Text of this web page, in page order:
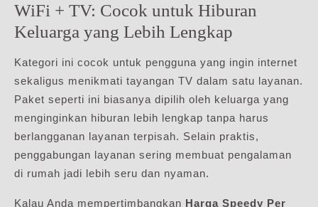
WiFi + TV: Cocok untuk Hiburan
Keluarga yang Lebih Lengkap
Kategori ini cocok untuk pengguna yang ingin internet
sekaligus menikmati tayangan TV dalam satu layanan.
Paket seperti ini biasanya dipilih oleh keluarga yang
menginginkan hiburan lebih lengkap tanpa harus
berlangganan layanan terpisah. Selain praktis,
penggabungan layanan sering membuat pengalaman
di rumah jadi lebih seru dan nyaman.
Kalau Anda mempertimbangkan Harga Speedy Per